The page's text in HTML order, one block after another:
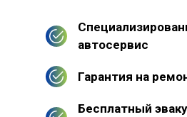
автосервис
Гарантия на
Бесплатный